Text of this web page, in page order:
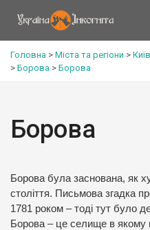
Головна > Міста та регіони >
> Борова > Борова
Борова
Борова була заснована, як
століття. Письмова згадка
1781 роком – тоді тут було
Борова – це селище в якому